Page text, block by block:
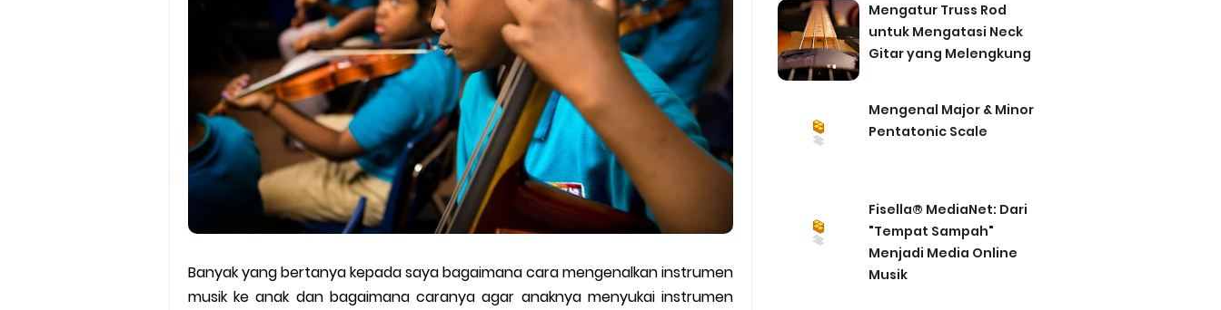
Fenomena Royalti Musik di Indonesia: Antara Pamor dan Hak Cipta
Kamu Terlalu Bercanda Sebagai Cendekiawan Musik
Identitas Sosial dalam Musik Berdasarkan Gender: Genre Maskulinitas VS Feminitas
Banyak yang bertanya kepada saya bagaimana cara mengenalkan instrumen
musik ke anak dan bagaimana caranya agar anaknya menyukai instrumen
Mengatur Truss Rod
untuk Mengatasi Neck
Gitar yang Melengkung
Mengenal Major & Minor
Pentatonic Scale
Fisella® MediaNet: Dari
"Tempat Sampah"
Menjadi Media Online
Musik